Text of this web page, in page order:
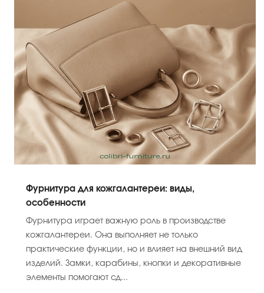
Фурнитура для кожгалантереи: виды,
особенности
Фурнитура играет важную роль в производстве
кожгалантереи. Она выполняет не только
практические функции, но и влияет на внешний вид
изделий. Замки, карабины, кнопки и декоративные
элементы помогают сд...